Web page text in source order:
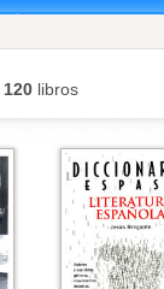
120 libros